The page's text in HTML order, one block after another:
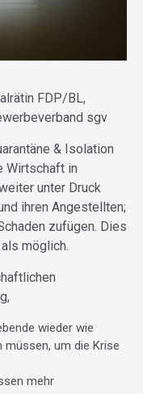
FDP/BL,
sgv
& Isolation
Wirtschaft in
unter Druck
ihren Angestellten;
zufügen. Dies
möglich.
wieder wie
um die Krise
mehr